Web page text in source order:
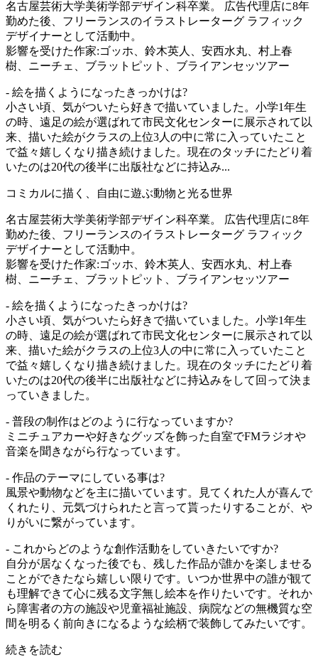
名古屋芸術大学美術学部デザイン科卒業。 広告代理店に8年
勤めた後、フリーランスのイラストレーターグ ラフィック
デザイナーとして活動中。
影響を受けた作家:ゴッホ、鈴木英人、安西水丸、村上春
樹、ニーチェ、ブラットピット、ブライアンセッツアー
- 絵を描くようになったきっかけは?
小さい頃、気がついたら好きで描いていました。小学1年生
の時、遠足の絵が選ばれて市民文化センターに展示されて以
来、描いた絵がクラスの上位3人の中に常に入っていたこと
で益々嬉しくなり描き続けました。現在のタッチにたどり着
いたのは20代の後半に出版社などに持込み...
コミカルに描く、自由に遊ぶ動物と光る世界
名古屋芸術大学美術学部デザイン科卒業。 広告代理店に8年
勤めた後、フリーランスのイラストレーターグ ラフィック
デザイナーとして活動中。
影響を受けた作家:ゴッホ、鈴木英人、安西水丸、村上春
樹、ニーチェ、ブラットピット、ブライアンセッツアー
- 絵を描くようになったきっかけは?
小さい頃、気がついたら好きで描いていました。小学1年生
の時、遠足の絵が選ばれて市民文化センターに展示されて以
来、描いた絵がクラスの上位3人の中に常に入っていたこと
で益々嬉しくなり描き続けました。現在のタッチにたどり着
いたのは20代の後半に出版社などに持込みをして回って決ま
っていきました。
- 普段の制作はどのように行なっていますか?
ミニチュアカーや好きなグッズを飾った自室でFMラジオや
音楽を聞きながら行なっています。
- 作品のテーマにしている事は?
風景や動物などを主に描いています。見てくれた人が喜んで
くれたり、元気づけられたと言って貰ったりすることが、や
りがいに繋がっています。
- これからどのような創作活動をしていきたいですか?
自分が居なくなった後でも、残した作品が誰かを楽しませる
ことができたなら嬉しい限りです。いつか世界中の誰が観て
も理解できて心に残る文字無し絵本を作りたいです。それか
ら障害者の方の施設や児童福祉施設、病院などの無機質な空
間を明るく前向きになるような絵柄で装飾してみたいです。
続きを読む